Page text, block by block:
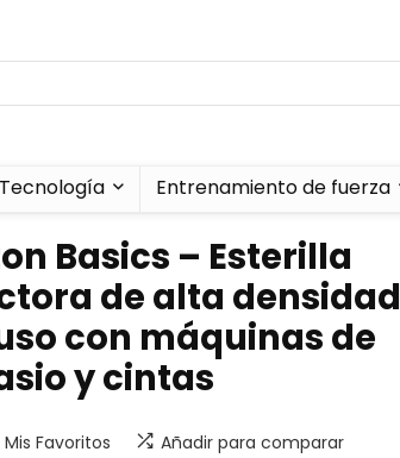
Tecnología Entrenamiento de fuerza
Basics – Esterilla
de alta densidad
con máquinas de
y cintas
Favoritos Añadir para comparar